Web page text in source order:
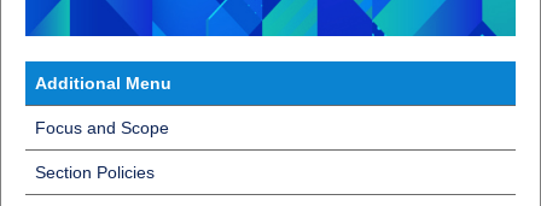
Additional Menu
Focus and Scope
Section Policies